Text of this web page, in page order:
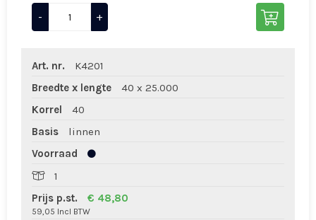
- +
Art. nr.
K4201
Breedte x lengte
40 x 25.000
Korrel
40
Basis
linnen
Voorraad
1
Prijs p.st.
€ 48,80
59,05 Incl BTW